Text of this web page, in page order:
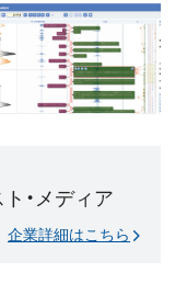
・メディア
企業詳細はこちら